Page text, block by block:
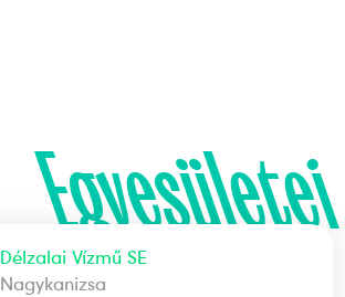
Egyesületei
Délzalai Vízmű SE
Nagykanizsa